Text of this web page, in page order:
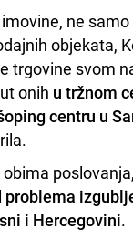
ne
objekata,
trgovine svom
onih u tržnom
centru u
poslovanja,
problema
i Hercegovini.